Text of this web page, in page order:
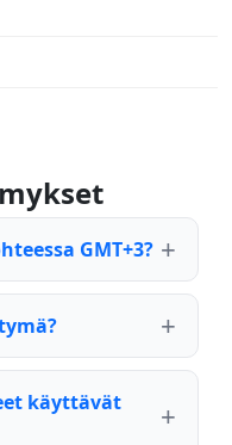
GMT+3?
käyttävät